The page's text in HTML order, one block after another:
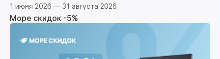
1 июня 2026 — 31 августа 2026
Море скидок -5%